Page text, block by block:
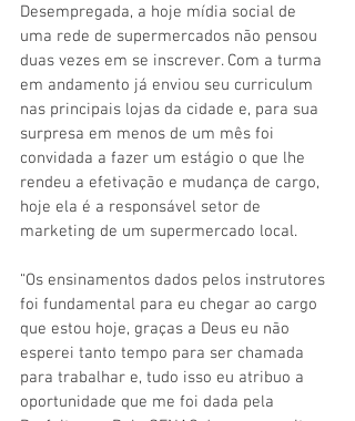
Desempregada, a hoje mídia social de
uma rede de supermercados não pensou
duas vezes em se inscrever. Com a turma
em andamento já enviou seu curriculum
nas principais lojas da cidade e, para sua
surpresa em menos de um mês foi
convidada a fazer um estágio o que lhe
rendeu a efetivação e mudança de cargo,
hoje ela é a responsável setor de
marketing de um supermercado local.
“Os ensinamentos dados pelos instrutores
foi fundamental para eu chegar ao cargo
que estou hoje, graças a Deus eu não
esperei tanto tempo para ser chamada
para trabalhar e, tudo isso eu atribuo a
oportunidade que me foi dada pela